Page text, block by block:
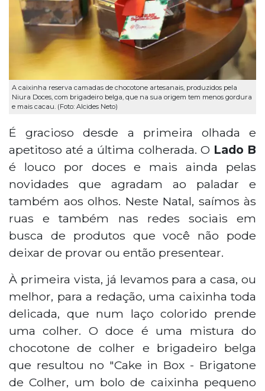
A caixinha reserva camadas de chocotone artesanais, produzidos pela
Niura Doces, com brigadeiro belga, que na sua origem tem menos gordura
e mais cacau. (Foto: Alcides Neto)
É gracioso desde a primeira olhada e
apetitoso até a última colherada. O Lado B
é louco por doces e mais ainda pelas
novidades que agradam ao paladar e
também aos olhos. Neste Natal, saímos às
ruas e também nas redes sociais em
busca de produtos que você não pode
deixar de provar ou então presentear.
À primeira vista, já levamos para a casa, ou
melhor, para a redação, uma caixinha toda
delicada, que num laço colorido prende
uma colher. O doce é uma mistura do
chocotone de colher e brigadeiro belga
que resultou no "Cake in Box - Brigatone
de Colher, um bolo de caixinha pequeno